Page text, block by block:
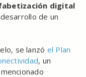
digital
de un
se lanzó el Plan
, un